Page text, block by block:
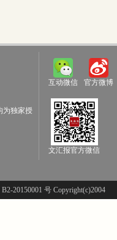
为独家授
互动微信 官方微博
文汇报官方微信
20150001 号 Copyright(c)2004